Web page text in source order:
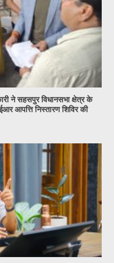
ने सहसपुर विधानसभा क्षेत्र के
आपत्ति निस्तारण शिविर की